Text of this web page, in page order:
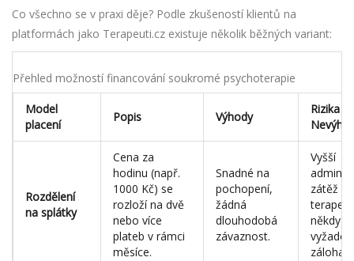
Co všechno se v praxi děje? Podle zkušeností klientů na
platformách jako Terapeuti.cz existuje několik běžných variant:
Přehled možností financování soukromé psychoterapie
Model
placení
Popis Výhody
Rizika /
Rozdělení
na splátky
Cena za
hodinu (např.
1000 Kč) se
rozloží na dvě
nebo více
plateb v rámci
měsíce.
Snadné na
pochopení,
žádná
dlouhodobá
závaznost.
Vyšší
zátěž
někdy
záloha.